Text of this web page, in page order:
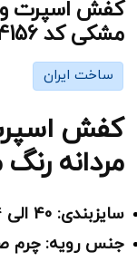
کفش اسپرت و
مشکی کد 14156
ساخت ایران
کفش
مردانه
سایزبندی: 40 الی 44
جنس رویه: چرم